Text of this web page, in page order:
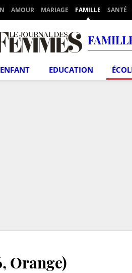
AMOUR MARIAGE FAMILLE SANTÉ
ENFANT EDUCATION
Orange)